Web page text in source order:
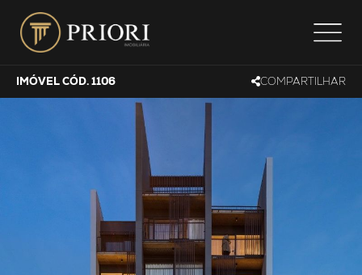
IMÓVEL CÓD. 1106 COMPARTILHAR